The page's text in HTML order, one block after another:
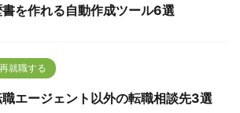
を作れる自動作成ツール6選
再就職する
エージェント以外の転職相談先3選